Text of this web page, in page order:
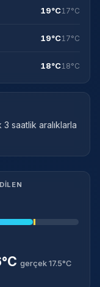
19°C17°C
19°C17°C
18°C18°C
3 saatlik aralıklarla
gerçek 17.5°C